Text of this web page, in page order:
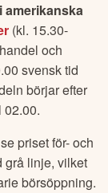
amerikanska
(kl. 15.30-
och
svensk tid
börjar efter
02.00.
priset för- och
grå linje, vilket
börsöppning.